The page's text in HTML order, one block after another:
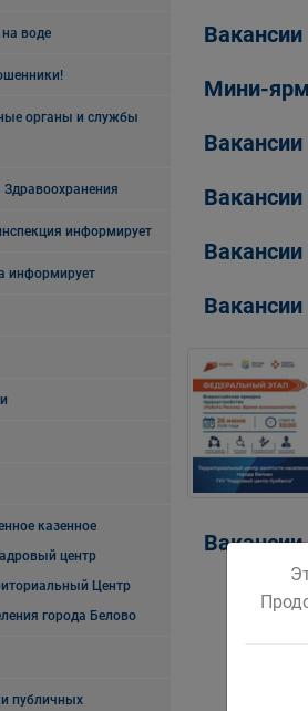
на воде
органы и службы
информирует
информирует
казенное
центр
Центр
города Белово
публичных
Вакансии
Мини-
Вакансии
Вакансии
Вакансии
Вакансии
Вакансии